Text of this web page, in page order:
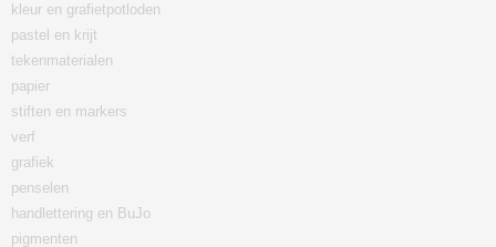
kleur en grafietpotloden
pastel en krijt
tekenmaterialen
papier
stiften en markers
verf
grafiek
penselen
handlettering en BuJo
pigmenten